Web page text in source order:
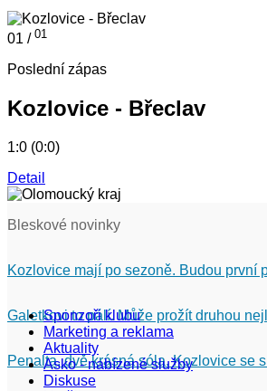
01 / 01
Poslední zápas
Kozlovice - Břeclav
1:0 (0:0)
Detail
Bleskové novinky
Kozlovice mají po sezoně. Budou první
Galetkovi to pálí. Může prožít druhou
Penalta, dvě krásná sóla. Kozlovice se
Sponzoři klubu
Marketing a reklama
Aktuality
Asko - nabízené služby
Diskuse